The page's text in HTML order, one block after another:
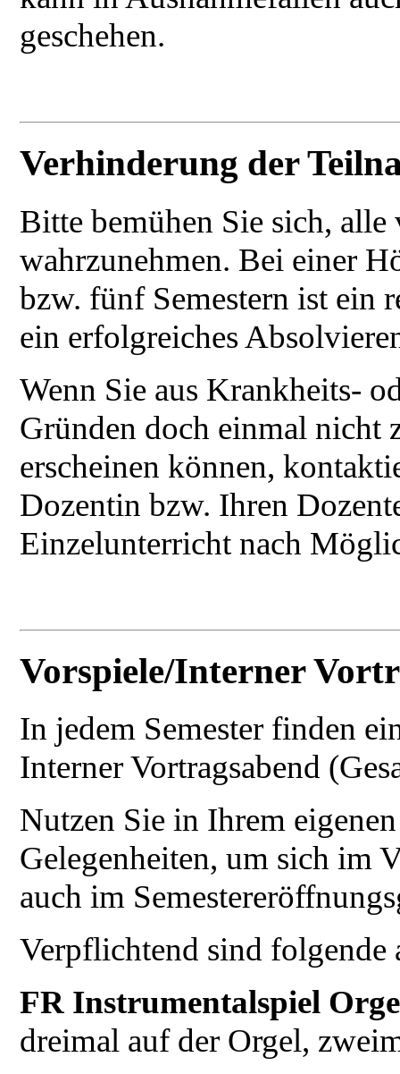
geschehen.
Verhinderung der
Bitte bemühen Sie sich,
wahrzunehmen. Bei einer
bzw. fünf Semestern ist ein
ein erfolgreiches
Wenn Sie aus Krankheits-
Gründen doch einmal nicht
erscheinen können,
Dozentin bzw. Ihren
Einzelunterricht nach
Vorspiele/Interner
In jedem Semester finden
Interner Vortragsabend
Nutzen Sie in Ihrem
Gelegenheiten, um sich im
auch im
Verpflichtend sind
FR Instrumentalspiel
dreimal auf der Orgel,